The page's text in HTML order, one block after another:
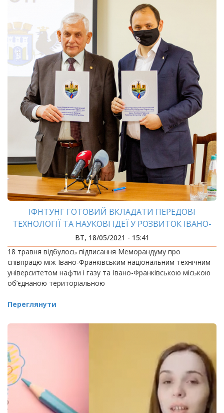
ІФНТУНГ ГОТОВИЙ ВКЛАДАТИ ПЕРЕДОВІ
ТЕХНОЛОГІЇ ТА НАУКОВІ ІДЕЇ У РОЗВИТОК ІВАНО-
ФРАНКІВСЬКОЇ МОТГ
ВТ, 18/05/2021 - 15:41
18 травня відбулось підписання Меморандуму про
співпрацю між Івано-Франківським національним технічним
університетом нафти і газу та Івано-Франківською міською
об’єднаною територіальною
Переглянути